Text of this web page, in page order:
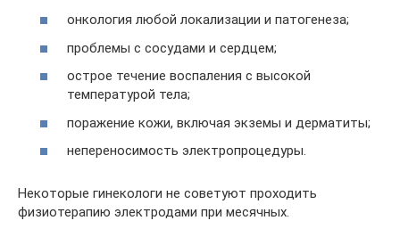
онкология любой локализации и патогенеза;
проблемы с сосудами и сердцем;
острое течение воспаления с высокой
температурой тела;
поражение кожи, включая экземы и дерматиты;
непереносимость электропроцедуры.
Некоторые гинекологи не советуют проходить
физиотерапию электродами при месячных.